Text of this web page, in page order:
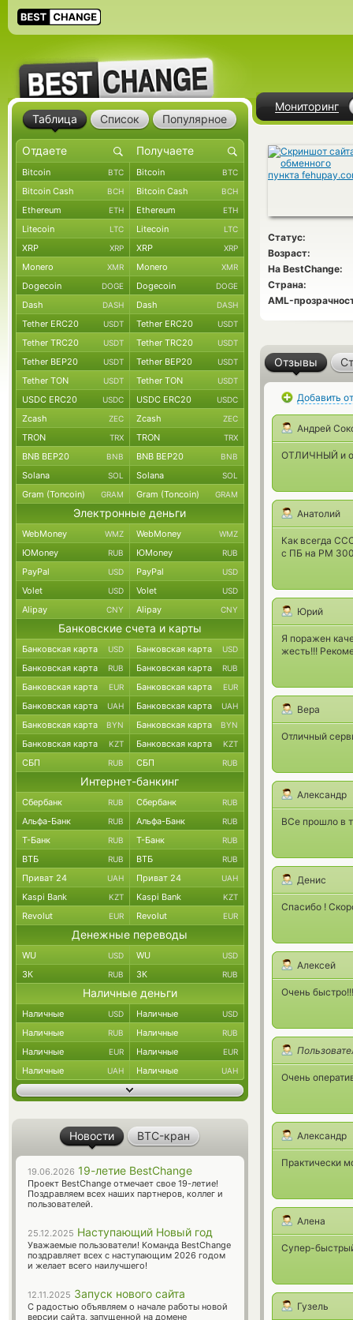
Мониторинг
Статус:
Возраст:
На BestChange:
Страна:
AML-
Отзывы
Добавить
Андрей
ОТЛИЧНЫЙ и
Анатолий
Как всегда
с ПБ на РМ
Юрий
Я поражен
жесть!!!
Вера
Отличный
Александр
ВСе прошло в
Денис
Спасибо !
Алексей
Очень
Очень
Александр
Практически
Алена
Супер-
Гузель
Таблица Список Популярное
Bitcoin BTC Bitcoin BTC
Bitcoin Cash BCH Bitcoin Cash BCH
Ethereum ETH Ethereum ETH
Litecoin LTC Litecoin LTC
XRP XRP XRP XRP
Monero XMR Monero XMR
Dogecoin DOGE Dogecoin DOGE
Dash DASH Dash DASH
Tether ERC20 USDT Tether ERC20 USDT
Tether TRC20 USDT Tether TRC20 USDT
Tether BEP20 USDT Tether BEP20 USDT
Tether TON USDT Tether TON USDT
USDC ERC20 USDC USDC ERC20 USDC
Zcash ZEC Zcash ZEC
TRON TRX TRON TRX
BNB BEP20 BNB BNB BEP20 BNB
Solana SOL Solana SOL
Gram (Toncoin) GRAM Gram (Toncoin) GRAM
Электронные деньги
WebMoney WMZ WebMoney WMZ
ЮMoney RUB ЮMoney RUB
PayPal USD PayPal USD
Volet USD Volet USD
Alipay CNY Alipay CNY
Банковские счета и карты
Банковская карта USD Банковская карта USD
Банковская карта RUB Банковская карта RUB
Банковская карта EUR Банковская карта EUR
Банковская карта UAH Банковская карта UAH
Банковская карта BYN Банковская карта BYN
Банковская карта KZT Банковская карта KZT
СБП RUB СБП RUB
Интернет-банкинг
Сбербанк RUB Сбербанк RUB
Альфа-Банк RUB Альфа-Банк RUB
Т-Банк RUB Т-Банк RUB
ВТБ RUB ВТБ RUB
Приват 24 UAH Приват 24 UAH
Kaspi Bank KZT Kaspi Bank KZT
Revolut EUR Revolut EUR
Денежные переводы
WU USD WU USD
ЗК RUB ЗК RUB
Наличные деньги
Наличные USD Наличные USD
Наличные RUB Наличные RUB
Наличные EUR Наличные EUR
Наличные UAH Наличные UAH
Новости BTC-кран
19.06.2026 19-летие BestChange
Проект BestChange отмечает свое 19-летие!
Поздравляем всех наших партнеров, коллег и
пользователей.
25.12.2025 Наступающий Новый год
Уважаемые пользователи! Команда BestChange
поздравляет всех с наступающим 2026 годом
и желает всего наилучшего!
12.11.2025 Запуск нового сайта
С радостью объявляем о начале работы новой
версии сайта, запущенной на домене